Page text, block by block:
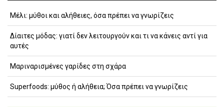
Μέλι: μύθοι και αλήθειες, όσα πρέπει να γνωρίζεις
Δίαιτες μόδας: γιατί δεν λειτουργούν και τι να κάνεις αντί για
αυτές
Μαριναρισμένες γαρίδες στη σχάρα
Superfoods: μύθος ή αλήθεια; Όσα πρέπει να γνωρίζεις